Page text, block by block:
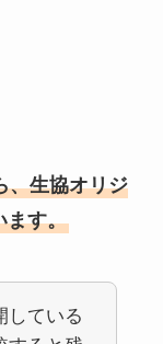
、生協オリジ
ます。
している